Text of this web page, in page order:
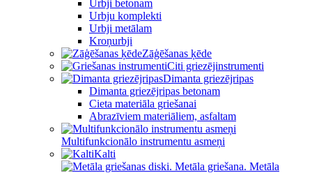
Urbji betonam
Urbju komplekti
Urbji metālam
Kroņurbji
Zāģēšanas ķēde
Citi griezējinstrumenti
Dimanta griezējripas
Dimanta griezējripas betonam
Cieta materiāla griešanai
Abrazīviem materiāliem, asfaltam
Multifunkcionālo instrumentu asmeņi
Kalti